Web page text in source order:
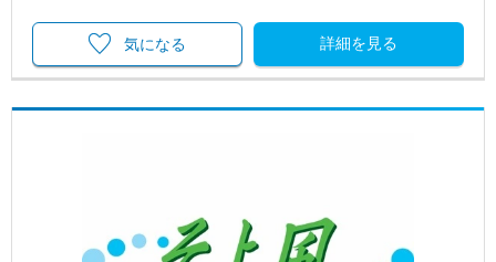
詳細を見る
気になる